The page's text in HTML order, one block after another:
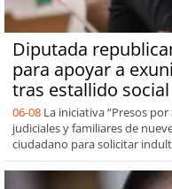
Diputada
para apoyar a
tras estallido social
06-08 La iniciativa “Presos
judiciales y familiares de
ciudadano para solicitar